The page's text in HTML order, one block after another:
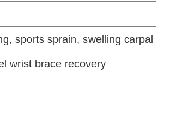
sports sprain, swelling carpal
wrist brace recovery